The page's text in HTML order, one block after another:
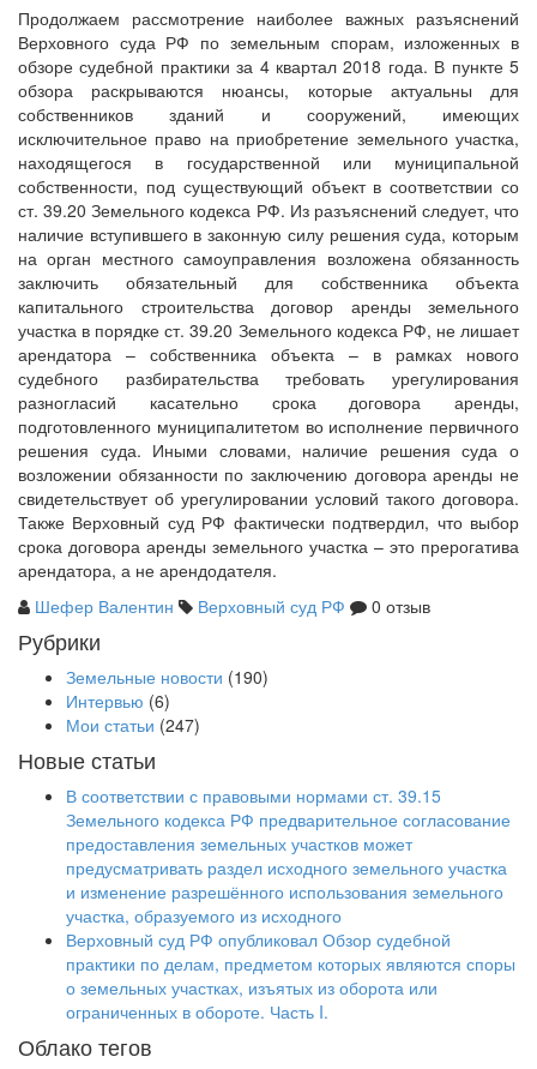
Продолжаем рассмотрение наиболее важных разъяснений
Верховного суда РФ по земельным спорам, изложенных в
обзоре судебной практики за 4 квартал 2018 года. В пункте 5
обзора раскрываются нюансы, которые актуальны для
собственников зданий и сооружений, имеющих
исключительное право на приобретение земельного участка,
находящегося в государственной или муниципальной
собственности, под существующий объект в соответствии со
ст. 39.20 Земельного кодекса РФ. Из разъяснений следует, что
наличие вступившего в законную силу решения суда, которым
на орган местного самоуправления возложена обязанность
заключить обязательный для собственника объекта
капитального строительства договор аренды земельного
участка в порядке ст. 39.20 Земельного кодекса РФ, не лишает
арендатора – собственника объекта – в рамках нового
судебного разбирательства требовать урегулирования
разногласий касательно срока договора аренды,
подготовленного муниципалитетом во исполнение первичного
решения суда. Иными словами, наличие решения суда о
возложении обязанности по заключению договора аренды не
свидетельствует об урегулировании условий такого договора.
Также Верховный суд РФ фактически подтвердил, что выбор
срока договора аренды земельного участка – это прерогатива
арендатора, а не арендодателя.
Шефер Валентин
Верховный суд РФ 0 отзыв
Рубрики
Земельные новости (190)
Интервью (6)
Мои статьи (247)
Новые статьи
В соответствии с правовыми нормами ст. 39.15
Земельного кодекса РФ предварительное согласование
предоставления земельных участков может
предусматривать раздел исходного земельного участка
и изменение разрешённого использования земельного
участка, образуемого из исходного
Верховный суд РФ опубликовал Обзор судебной
практики по делам, предметом которых являются споры
о земельных участках, изъятых из оборота или
ограниченных в обороте. Часть I.
Облако тегов